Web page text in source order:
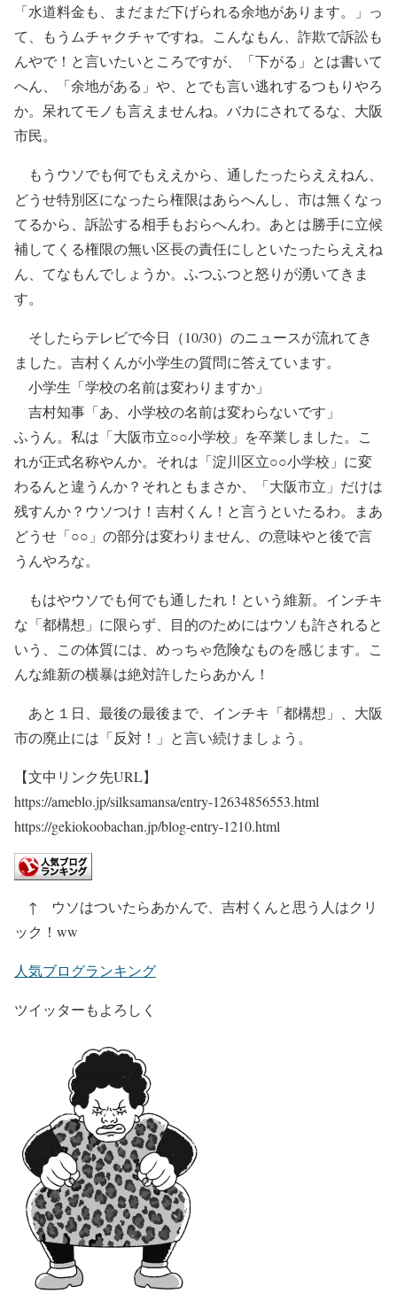
「水道料金も、まだまだ下げられる余地があります。」っ
て、もうムチャクチャですね。こんなもん、詐欺で訴訟も
んやで！と言いたいところですが、「下がる」とは書いて
へん、「余地がある」や、とでも言い逃れするつもりやろ
か。呆れてモノも言えませんね。バカにされてるな、大阪
市民。
もうウソでも何でもええから、通したったらええねん、
どうせ特別区になったら権限はあらへんし、市は無くなっ
てるから、訴訟する相手もおらへんわ。あとは勝手に立候
補してくる権限の無い区長の責任にしといたったらええね
ん、てなもんでしょうか。ふつふつと怒りが湧いてきま
す。
そしたらテレビで今日（10/30）のニュースが流れてき
ました。吉村くんが小学生の質問に答えています。
小学生「学校の名前は変わりますか」
吉村知事「あ、小学校の名前は変わらないです」
ふうん。私は「大阪市立○○小学校」を卒業しました。こ
れが正式名称やんか。それは「淀川区立○○小学校」に変
わるんと違うんか？それともまさか、「大阪市立」だけは
残すんか？ウソつけ！吉村くん！と言うといたるわ。まあ
どうせ「○○」の部分は変わりません、の意味やと後で言
うんやろな。
もはやウソでも何でも通したれ！という維新。インチキ
な「都構想」に限らず、目的のためにはウソも許されると
いう、この体質には、めっちゃ危険なものを感じます。こ
んな維新の横暴は絶対許したらあかん！
あと１日、最後の最後まで、インチキ「都構想」、大阪
市の廃止には「反対！」と言い続けましょう。
【文中リンク先URL】
https://ameblo.jp/silksamansa/entry-12634856553.html
https://gekiokoobachan.jp/blog-entry-1210.html
↑ ウソはついたらあかんで、吉村くんと思う人はクリ
ック！ww
人気ブログランキング
ツイッターもよろしく